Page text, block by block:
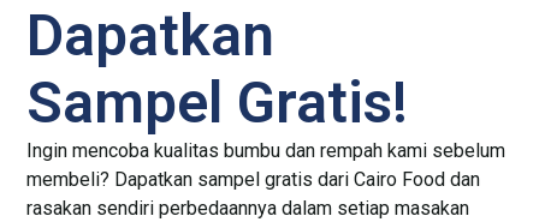
Dapatkan
Sampel Gratis!
Ingin mencoba kualitas bumbu dan rempah kami sebelum
membeli? Dapatkan sampel gratis dari Cairo Food dan
rasakan sendiri perbedaannya dalam setiap masakan